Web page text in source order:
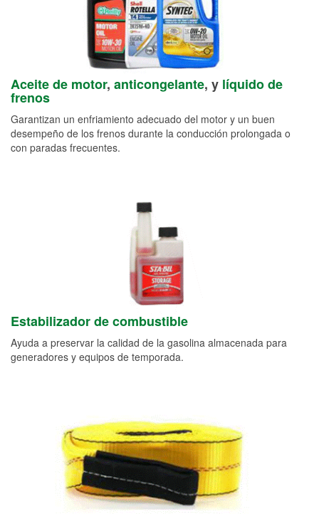
Aceite de motor, anticongelante, y líquido de
frenos
Garantizan un enfriamiento adecuado del motor y un buen
desempeño de los frenos durante la conducción prolongada o
con paradas frecuentes.
Estabilizador de combustible
Ayuda a preservar la calidad de la gasolina almacenada para
generadores y equipos de temporada.